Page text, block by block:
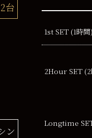
台
ン
1st SET (1時間)
2Hour SET
Longtime